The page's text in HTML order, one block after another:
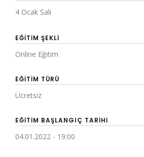
4 Ocak Salı
EĞITIM ŞEKLI
Online Eğitim
EĞITIM TÜRÜ
Ücretsiz
EĞITIM BAŞLANGIÇ TARIHI
04.01.2022 - 19:00